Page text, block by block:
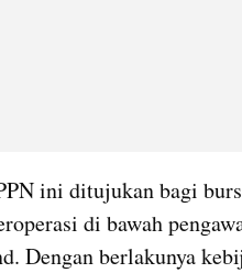
ini ditujukan bagi
di bawah
Dengan berlakunya